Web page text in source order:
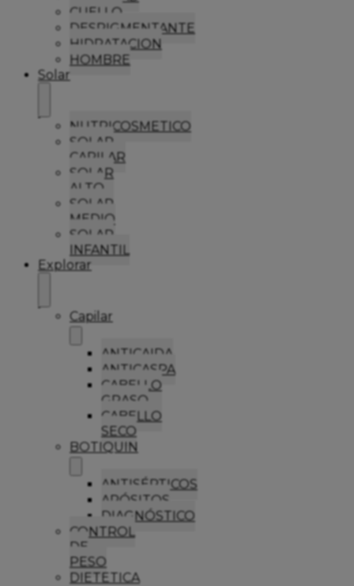
CUELLO
DESPIGMENTANTE
HIDRATACION
HOMBRE
Solar
NUTRICOSMETICO
SOLAR
CAPILAR
SOLAR
ALTO
SOLAR
MEDIO
SOLAR
INFANTIL
Explorar
Capilar
ANTICAIDA
ANTICASPA
CABELLO
GRASO
CABELLO
SECO
BOTIQUIN
ANTISÉPTICOS
APÓSITOS
DIAGNÓSTICO
CONTROL
DE
PESO
DIETETICA